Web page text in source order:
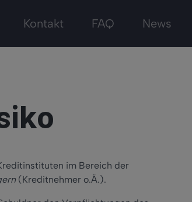
Kontakt FAQ News
im Bereich der
(Kreditnehmer o.Ä.).